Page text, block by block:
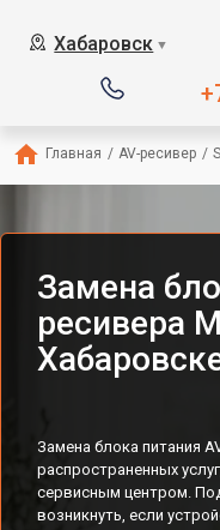
Хабаровск ▼
Главная / AV-ресивер /
Замена
ресивера
Замена блока питания
распространенных
сервисным центром.
возникнуть, если